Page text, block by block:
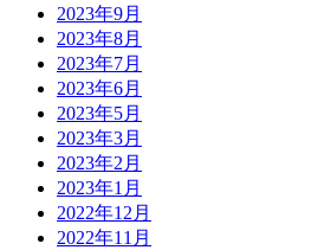
2023年9月
2023年8月
2023年7月
2023年6月
2023年5月
2023年3月
2023年2月
2023年1月
2022年12月
2022年11月